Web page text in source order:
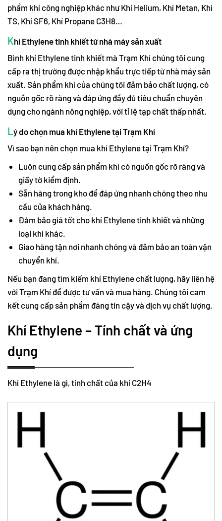
phẩm khí công nghiệp khác như Khí Helium, Khí Metan, Khí
TS, Khí SF6, Khí Propane C3H8…
Khí Ethylene tinh khiết từ nhà máy sản xuất
Bình khí Ethylene tinh khiết mà Trạm Khí chúng tôi cung
cấp ra thị trường được nhập khẩu trực tiếp từ nhà máy sản
xuất. Sản phẩm khí của chúng tôi đảm bảo chất lượng, có
nguồn gốc rõ ràng và đáp ứng đầy đủ tiêu chuẩn chuyên
dụng cho ngành nông nghiệp, với tỉ lệ tạp chất thấp nhất.
Lý do chọn mua khí Ethylene tại Trạm Khí
Vì sao bạn nên chọn mua khí Ethylene tại Trạm Khí?
Luôn cung cấp sản phẩm khí có nguồn gốc rõ ràng và
giấy tờ kiểm định.
Sẵn hàng trong kho để đáp ứng nhanh chóng theo nhu
cầu của khách hàng.
Đảm bảo giá tốt cho khí Ethylene tinh khiết và những
loại khí khác.
Giao hàng tận nơi nhanh chóng và đảm bảo an toàn vận
chuyển khí.
Nếu bạn đang tìm kiếm khí Ethylene chất lượng, hãy liên hệ
với Trạm Khí để được tư vấn và mua hàng. Chúng tôi cam
kết cung cấp sản phẩm đáng tin cậy và dịch vụ chất lượng.
Khí Ethylene – Tính chất và ứng
dụng
Khí Ethylene là gì, tính chất của khí C2H4